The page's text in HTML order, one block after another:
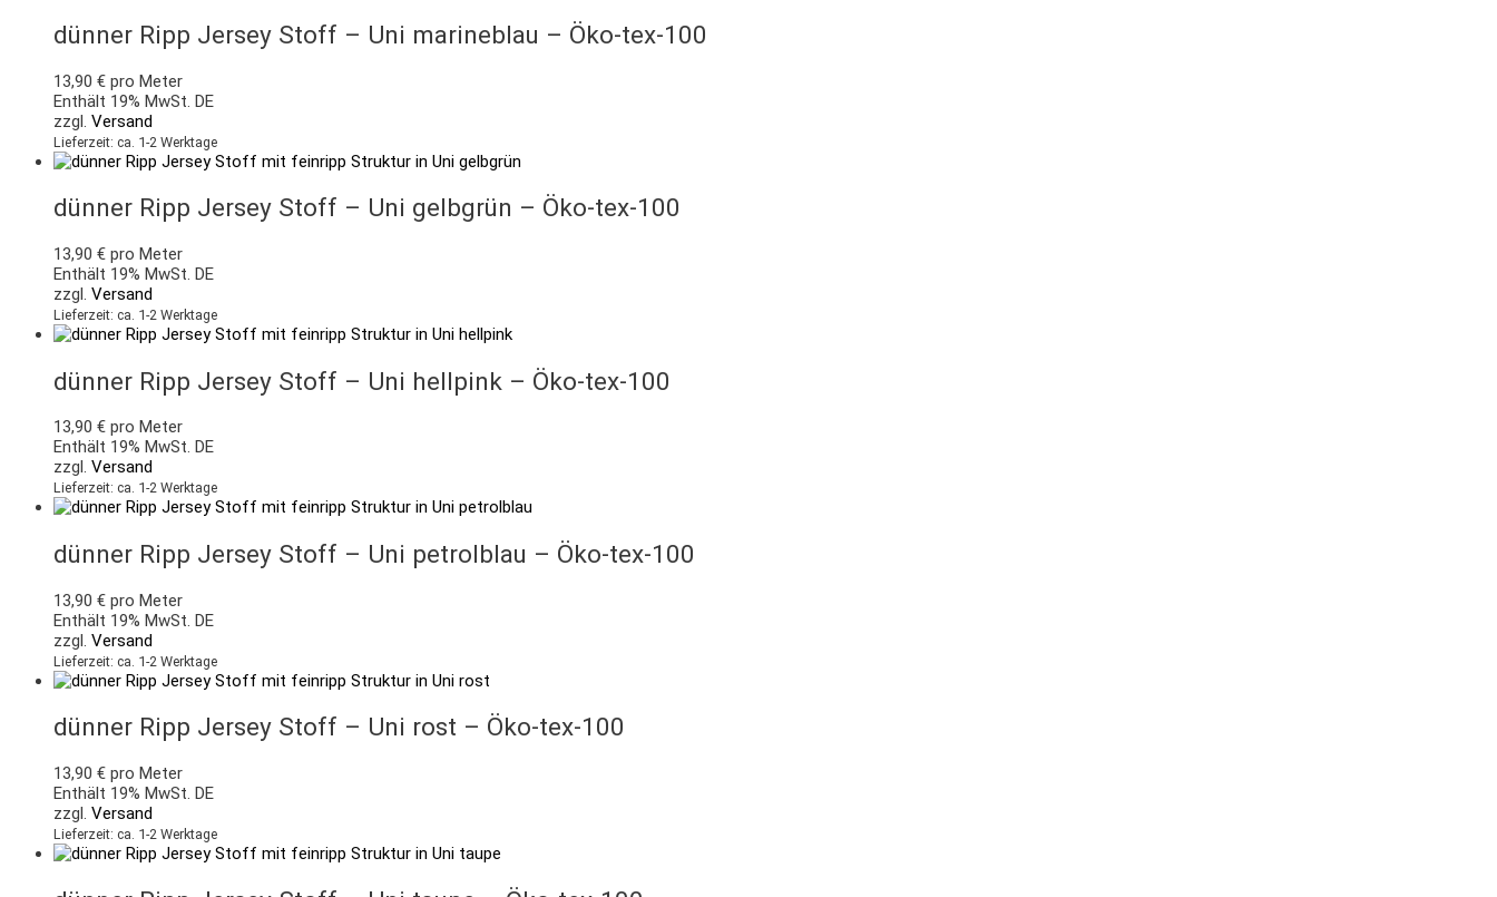
dünner Ripp Jersey Stoff – Uni marineblau – Öko-tex-100
13,90 € pro Meter
Enthält 19% MwSt. DE
zzgl. Versand
Lieferzeit: ca. 1-2 Werktage
dünner Ripp Jersey Stoff – Uni gelbgrün – Öko-tex-100
13,90 € pro Meter
Enthält 19% MwSt. DE
zzgl. Versand
Lieferzeit: ca. 1-2 Werktage
dünner Ripp Jersey Stoff – Uni hellpink – Öko-tex-100
13,90 € pro Meter
Enthält 19% MwSt. DE
zzgl. Versand
Lieferzeit: ca. 1-2 Werktage
dünner Ripp Jersey Stoff – Uni petrolblau – Öko-tex-100
13,90 € pro Meter
Enthält 19% MwSt. DE
zzgl. Versand
Lieferzeit: ca. 1-2 Werktage
dünner Ripp Jersey Stoff – Uni rost – Öko-tex-100
13,90 € pro Meter
Enthält 19% MwSt. DE
zzgl. Versand
Lieferzeit: ca. 1-2 Werktage